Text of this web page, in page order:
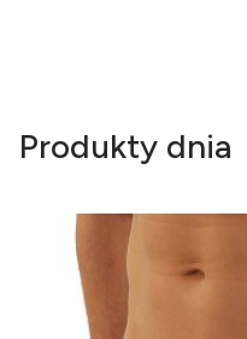
Produkty dnia